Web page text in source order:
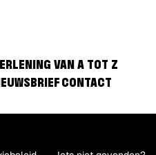
VAN A TOT Z
CONTACT